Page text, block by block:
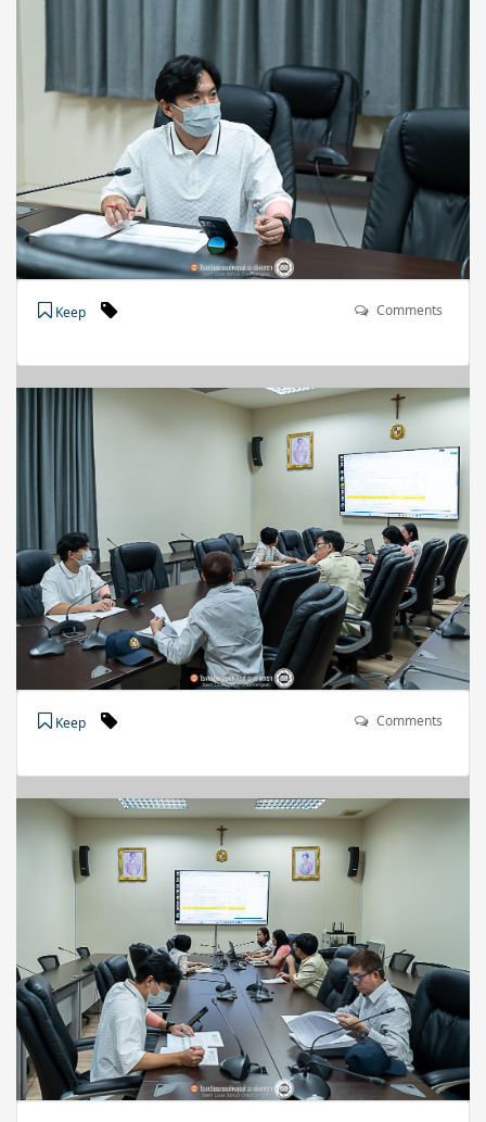
Keep Comments
Keep Comments